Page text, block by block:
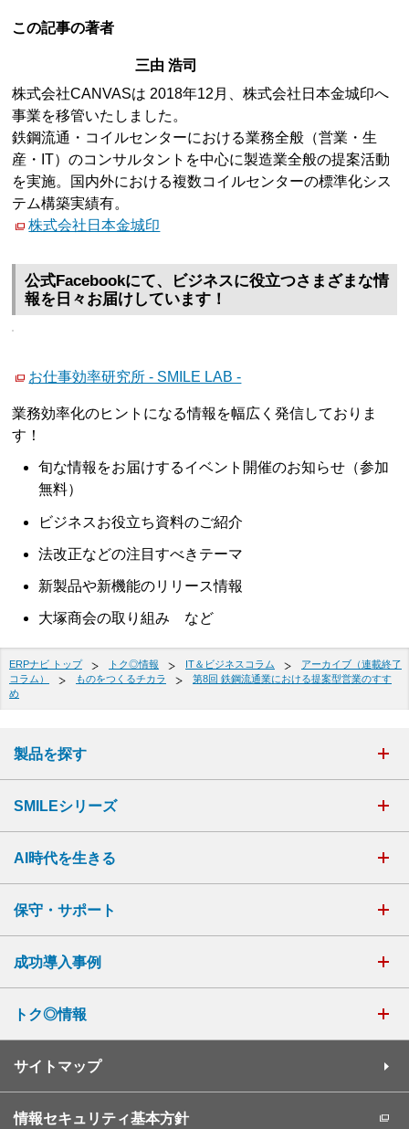
この記事の著者
三由 浩司
株式会社CANVASは 2018年12月、株式会社日本金城印へ
事業を移管いたしました。
鉄鋼流通・コイルセンターにおける業務全般（営業・生
産・IT）のコンサルタントを中心に製造業全般の提案活動
を実施。国内外における複数コイルセンターの標準化シス
テム構築実績有。
株式会社日本金城印
公式Facebookにて、ビジネスに役立つさまざまな情
報を日々お届けしています！
お仕事効率研究所 - SMILE LAB -
業務効率化のヒントになる情報を幅広く発信しておりま
す！
旬な情報をお届けするイベント開催のお知らせ（参加
無料）
ビジネスお役立ち資料のご紹介
法改正などの注目すべきテーマ
新製品や新機能のリリース情報
大塚商会の取り組み など
ERPナビ トップ トク◎情報 IT＆ビジネスコラム
アーカイブ（連載終了
コラム）
ものをつくるチカラ
第8回 鉄鋼流通業における提案型営業のすす
め
製品を探す
SMILEシリーズ
AI時代を生きる
保守・サポート
成功導入事例
トク◎情報
サイトマップ
情報セキュリティ基本方針